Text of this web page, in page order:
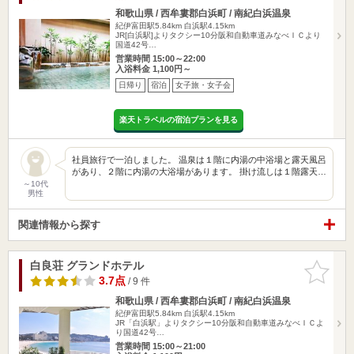
和歌山県 / 西牟婁郡白浜町 / 南紀白浜温泉
紀伊富田駅5.84km 白浜駅4.15km
JR[白浜駅]よりタクシー10分阪和自動車道みなべＩＣより
国道42号…
営業時間 15:00～22:00
入浴料金 1,100円～
日帰り 宿泊 女子旅・女子会
楽天トラベルの宿泊プランを見る
～10代
男性
社員旅行で一泊しました。 温泉は１階に内湯の中浴場と露天風呂
があり、２階に内湯の大浴場があります。 掛け流しは１階露天…
関連情報から探す
お気に入
りに追加
白良荘 グランドホテル
3.7点/ 9 件
和歌山県 / 西牟婁郡白浜町 / 南紀白浜温泉
紀伊富田駅5.84km 白浜駅4.15km
JR「白浜駅」よりタクシー10分阪和自動車道みなべＩＣよ
り国道42号…
営業時間 15:00～21:00